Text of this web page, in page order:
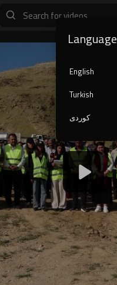
Language
English
Turkish
کوردی